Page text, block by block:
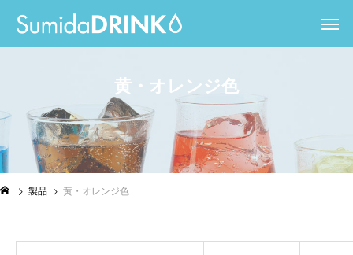
黄 ・ オ レ ン ジ色
製品 黄・オレンジ色